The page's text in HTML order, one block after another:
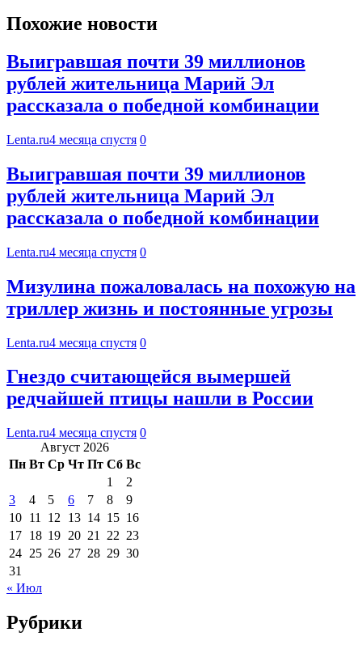
Похожие новости
Выигравшая почти 39 миллионов
рублей жительница Марий Эл
рассказала о победной комбинации
Lenta.ru4 месяца спустя 0
Выигравшая почти 39 миллионов
рублей жительница Марий Эл
рассказала о победной комбинации
Lenta.ru4 месяца спустя 0
Мизулина пожаловалась на похожую на
триллер жизнь и постоянные угрозы
Lenta.ru4 месяца спустя 0
Гнездо считающейся вымершей
редчайшей птицы нашли в России
Lenta.ru4 месяца спустя 0
Август 2026
Пн Вт Ср Чт Пт Сб Вс
1
2
3
4 5 6 7 8
9
10 11 12 13 14 15 16
17 18 19 20 21 22 23
24 25 26 27 28 29 30
31
« Июл
Рубрики